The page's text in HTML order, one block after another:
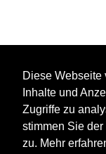
Diese Webseite
Inhalte und
Zugriffe zu
stimmen Sie
zu. Mehr